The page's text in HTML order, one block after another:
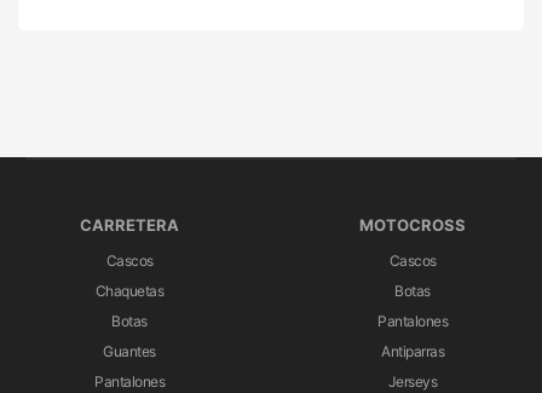
CARRETERA
Cascos
Chaquetas
Botas
Guantes
Pantalones
MOTOCROSS
Cascos
Botas
Pantalones
Antiparras
Jerseys